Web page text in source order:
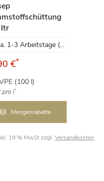
ca. 1-3 Arbeitstage (Mo-Fr)
€*
(100 l)
pro l*
Mengenrabatte
19 % MwSt zzgl. Versandkosten